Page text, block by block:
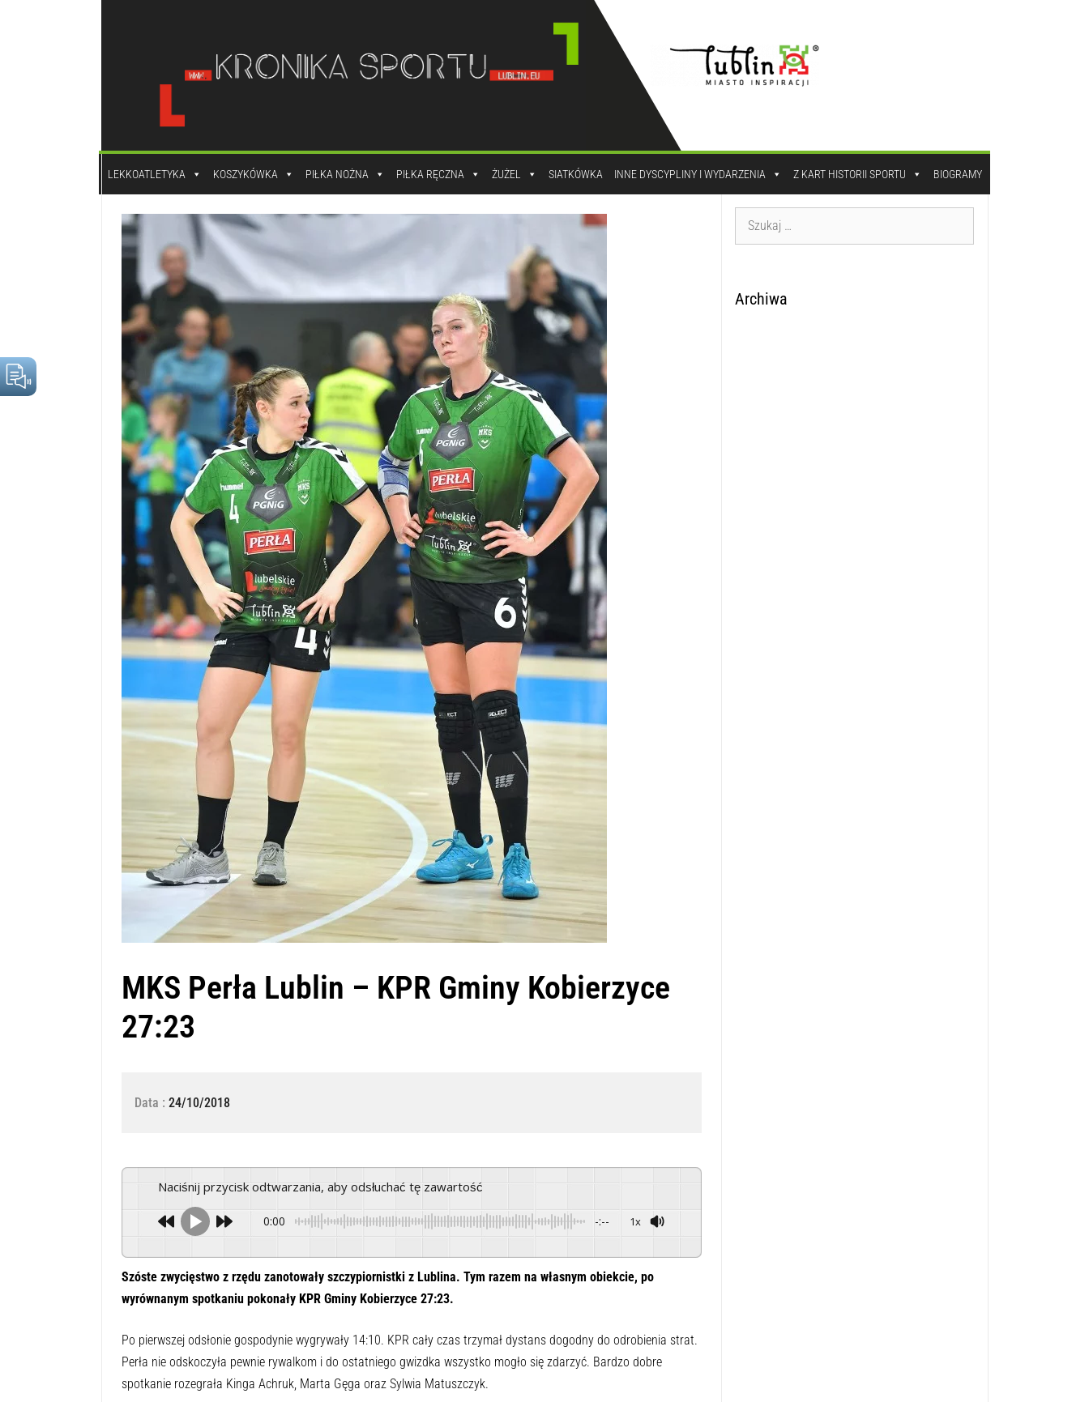
LEKKOATLETYKA KOSZYKÓWKA PIŁKA NOŻNA PIŁKA RĘCZNA ŻUŻEL SIATKÓWKA INNE DYSCYPLINY I WYDARZENIA Z KART HISTORII SPORTU BIOGRAMY
MKS Perła Lublin – KPR Gminy Kobierzyce
27:23
Data : 24/10/2018
Naciśnij przycisk odtwarzania, aby odsłuchać tę zawartość
0:00 -:-- 1x
Szóste zwycięstwo z rzędu zanotowały szczypiornistki z Lublina. Tym razem na własnym obiekcie, po
wyrównanym spotkaniu pokonały KPR Gminy Kobierzyce 27:23.
Po pierwszej odsłonie gospodynie wygrywały 14:10. KPR cały czas trzymał dystans dogodny do odrobienia strat.
Perła nie odskoczyła pewnie rywalkom i do ostatniego gwizdka wszystko mogło się zdarzyć. Bardzo dobre
spotkanie rozegrała Kinga Achruk, Marta Gęga oraz Sylwia Matuszczyk.
Archiwa